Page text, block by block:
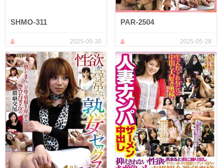
SHMO-311
2025-05-30
PAR-2504
2025-05-28